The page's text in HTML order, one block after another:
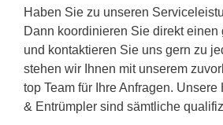
Haben Sie zu unseren
Dann koordinieren Sie direkt einen
und kontaktieren Sie uns gern zu
stehen wir Ihnen mit unserem
top Team für Ihre Anfragen.
& Entrümpler sind sämtliche